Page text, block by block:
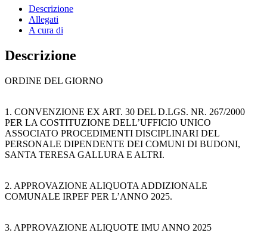
Descrizione
Allegati
A cura di
Descrizione
ORDINE DEL GIORNO
1. CONVENZIONE EX ART. 30 DEL D.LGS. NR. 267/2000
PER LA COSTITUZIONE DELL’UFFICIO UNICO
ASSOCIATO PROCEDIMENTI DISCIPLINARI DEL
PERSONALE DIPENDENTE DEI COMUNI DI BUDONI,
SANTA TERESA GALLURA E ALTRI.
2. APPROVAZIONE ALIQUOTA ADDIZIONALE
COMUNALE IRPEF PER L’ANNO 2025.
3. APPROVAZIONE ALIQUOTE IMU ANNO 2025